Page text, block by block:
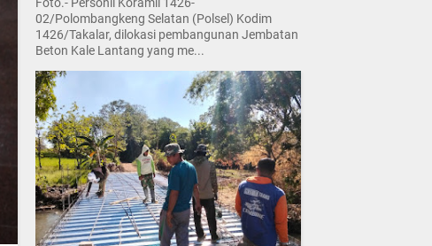
02/Polombangkeng Selatan (Polsel) Kodim
1426/Takalar, dilokasi pembangunan Jembatan
Beton Kale Lantang yang me...